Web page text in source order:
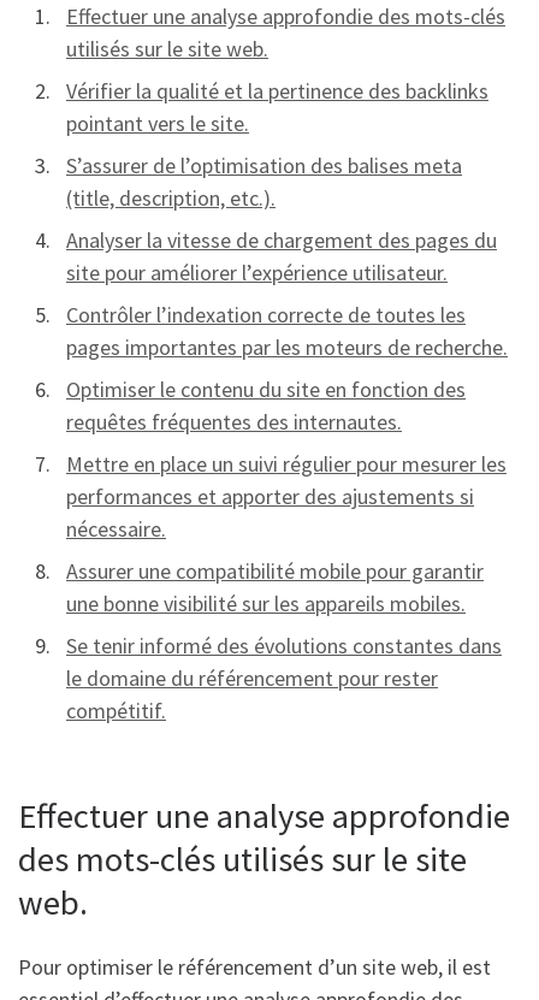
Effectuer une analyse approfondie des mots-clés
utilisés sur le site web.
Vérifier la qualité et la pertinence des backlinks
pointant vers le site.
S’assurer de l’optimisation des balises meta
(title, description, etc.).
Analyser la vitesse de chargement des pages du
site pour améliorer l’expérience utilisateur.
Contrôler l’indexation correcte de toutes les
pages importantes par les moteurs de recherche.
Optimiser le contenu du site en fonction des
requêtes fréquentes des internautes.
Mettre en place un suivi régulier pour mesurer les
performances et apporter des ajustements si
nécessaire.
Assurer une compatibilité mobile pour garantir
une bonne visibilité sur les appareils mobiles.
Se tenir informé des évolutions constantes dans
le domaine du référencement pour rester
compétitif.
Effectuer une analyse approfondie
des mots-clés utilisés sur le site
web.
Pour optimiser le référencement d’un site web, il est